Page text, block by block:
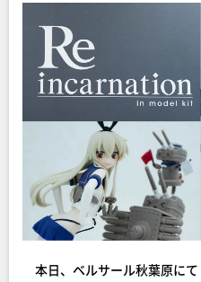
本日、ベルサール秋葉原にて